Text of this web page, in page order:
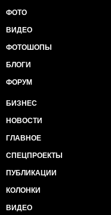
ФОТО
ВИДЕО
ФОТОШОПЫ
БЛОГИ
ФОРУМ
БИЗНЕС
НОВОСТИ
ГЛАВНОЕ
СПЕЦПРОЕКТЫ
ПУБЛИКАЦИИ
КОЛОНКИ
ВИДЕО